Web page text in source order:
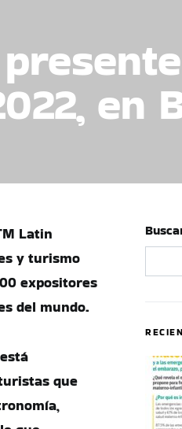
en
Latin
y turismo
expositores
del mundo.
que